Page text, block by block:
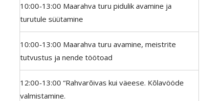
10:00-13:00 Maarahva turu pidulik avamine ja
turutule süütamine
10:00-13:00 Maarahva turu avamine, meistrite
tutvustus ja nende töötoad
12:00-13:00 “Rahvarõivas kui väeese. Kõlavööde
valmistamine.